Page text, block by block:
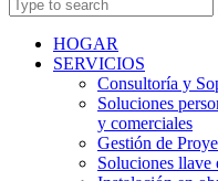
HOGAR
SERVICIOS
Consultoría y
Soluciones
y comerciales
Gestión de
Soluciones llave